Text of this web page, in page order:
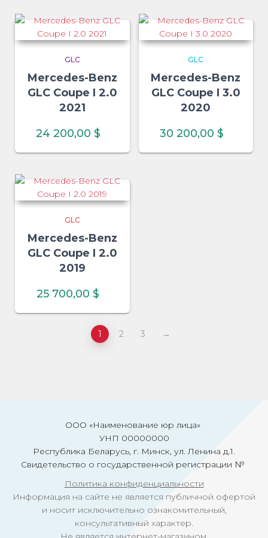
GLC
Mercedes-Benz
GLC Coupe I 2.0
2021
24 200,00 $
GLC
Mercedes-Benz
GLC Coupe I 3.0
2020
30 200,00 $
GLC
Mercedes-Benz
GLC Coupe I 2.0
2019
25 700,00 $
1 2 3 →
ООО «Наименование юр лица»
УНП 00000000
Республика Беларусь, г. Минск, ул. Ленина д.1.
Свидетельство о государственной регистрации №
Политика конфиденциальности
Информация на сайте не является публичной офертой
и носит исключительно ознакомительный,
консультативный характер.